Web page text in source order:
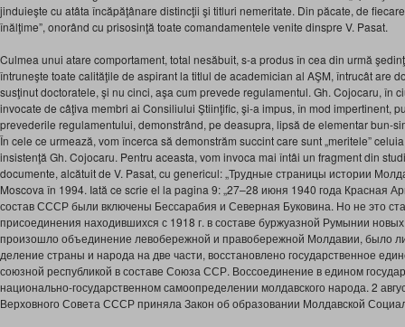
jinduieşte cu atâta încăpăţânare distincţii şi titluri nemeritate. Din păcate, de
înălţime”, onorând cu prisosinţă toate comandamentele venite dinspre V. Pasat.
Culmea unui atare comportament, total nesăbuit, s-a produs în cea din urmă
întruneşte toate calităţile de aspirant la titlul de academician al AŞM, întrucât are
susţinut doctoratele, şi nu cinci, aşa cum prevede regulamentul. Gh. Cojocaru, în
invocate de câţiva membri ai Consiliului Ştiinţific, şi-a impus, în mod impertinent,
prevederile regulamentului, demonstrând, pe deasupra, lipsă de elementar bun-
În cele ce urmează, vom încerca să demonstrăm succint care sunt „meritele”
insistenţă Gh. Cojocaru. Pentru aceasta, vom invoca mai întâi un fragment din
documente, alcătuit de V. Pasat, cu genericul: „Трудные страницы истории
Moscova în 1994. Iată ce scrie el la pagina 9: „27–28 июня 1940 года Красная
состав СССР были включены Бессарабия и Северная Буковина. Но не это
присоединения находившихся с 1918 г. в составе буржуазной Румынии
произошло объединение левобережной и правобережной Молдавии, было
деление страны и народа на две части, восстановлено государственное
союзной республикой в составе Союза ССР. Воссоединение в едином
национально-государственном самоопределении молдавского народа. 2
Верховного Совета СССР приняла Закон об образовании Молдавской